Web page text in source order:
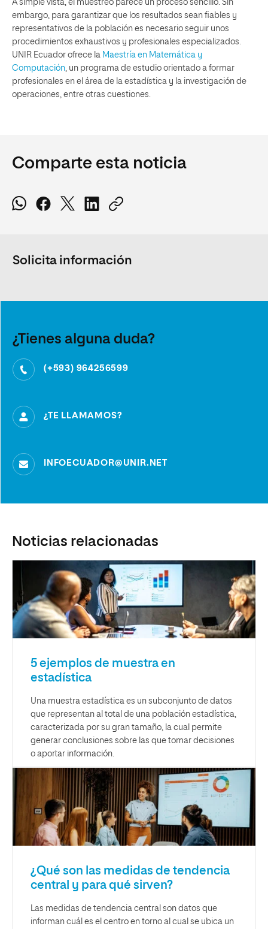
A simple vista, el muestreo parece un proceso sencillo. Sin
embargo, para garantizar que los resultados sean fiables y
representativos de la población es necesario seguir unos
procedimientos exhaustivos y profesionales especializados.
UNIR Ecuador ofrece la Maestría en Matemática y
Computación , un programa de estudio orientado a formar
profesionales en el área de la estadística y la investigación de
operaciones, entre otras cuestiones.
Comparte esta noticia
Solicita información
¿Tienes alguna duda?
(+593) 964256599
¿TE LLAMAMOS?
INFOECUADOR@UNIR.NET
Noticias relacionadas
5 ejemplos de muestra en
estadística
Una muestra estadística es un subconjunto de datos
que representan al total de una población estadística,
caracterizada por su gran tamaño, la cual permite
generar conclusiones sobre las que tomar decisiones
o aportar información.
¿Qué son las medidas de tendencia
central y para qué sirven?
Las medidas de tendencia central son datos que
informan cuál es el centro en torno al cual se ubica un